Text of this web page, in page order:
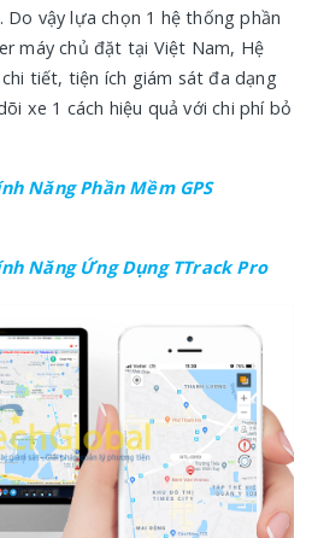
. Do vậy lựa chọn 1 hệ thống phần
máy chủ đặt tại Việt Nam, Hệ
tiết, tiện ích giám sát đa dạng
xe 1 cách hiệu quả với chi phí bỏ
Năng Phần Mềm GPS
Năng Ứng Dụng TTrack Pro